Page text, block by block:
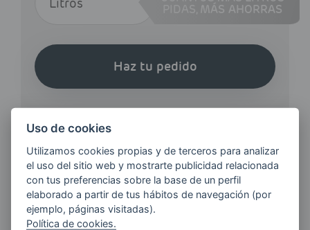
MÁS AHORRAS
Haz tu pedido
¿QUIERES ESTAR AL DÍA DE
LAS
ÚLTIMAS NOVEDADES?
Uso de cookies
Utilizamos cookies propias y de terceros para analizar
el uso del sitio web y mostrarte publicidad relacionada
con tus preferencias sobre la base de un perfil
elaborado a partir de tus hábitos de navegación (por
ejemplo, páginas visitadas).
Política de cookies.